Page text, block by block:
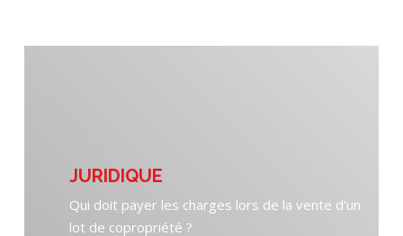
JURIDIQUE
Qui doit payer les charges lors de la vente d’un
lot de copropriété ?